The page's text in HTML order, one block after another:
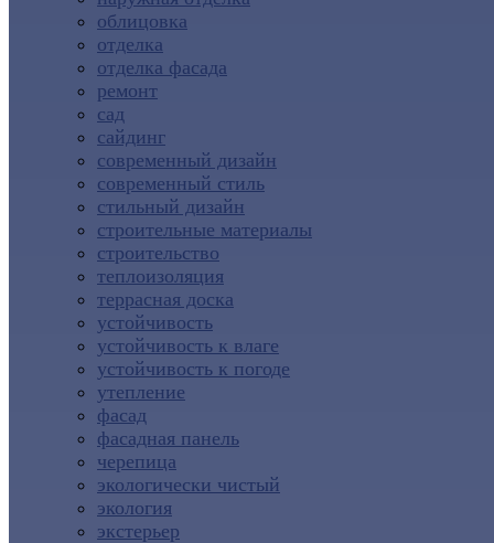
облицовка
отделка
отделка фасада
ремонт
сад
сайдинг
современный дизайн
современный стиль
стильный дизайн
строительные материалы
строительство
теплоизоляция
террасная доска
устойчивость
устойчивость к влаге
устойчивость к погоде
утепление
фасад
фасадная панель
черепица
экологически чистый
экология
экстерьер